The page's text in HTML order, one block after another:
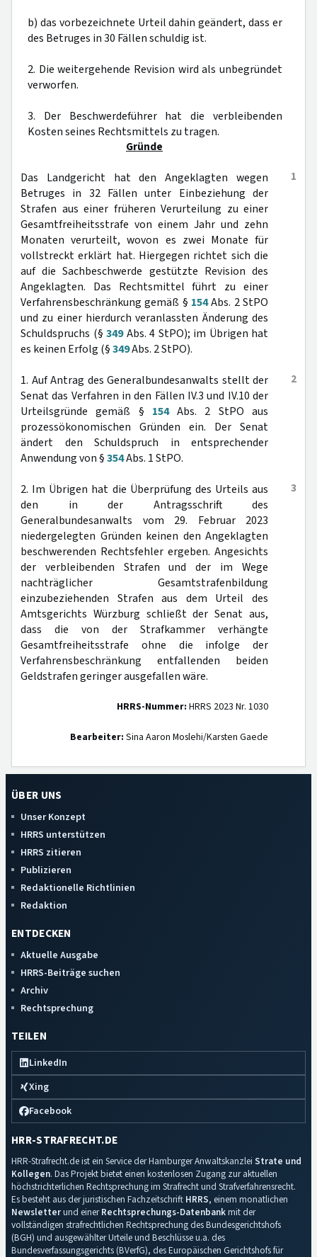
b) das vorbezeichnete Urteil dahin geändert, dass er
des Betruges in 30 Fällen schuldig ist.
2. Die weitergehende Revision wird als unbegründet
verworfen.
3. Der Beschwerdeführer hat die verbleibenden
Kosten seines Rechtsmittels zu tragen.
Gründe
1
Das Landgericht hat den Angeklagten wegen
Betruges in 32 Fällen unter Einbeziehung der
Strafen aus einer früheren Verurteilung zu einer
Gesamtfreiheitsstrafe von einem Jahr und zehn
Monaten verurteilt, wovon es zwei Monate für
vollstreckt erklärt hat. Hiergegen richtet sich die
auf die Sachbeschwerde gestützte Revision des
Angeklagten. Das Rechtsmittel führt zu einer
Verfahrensbeschränkung gemäß § 154Abs. 2 StPO
und zu einer hierdurch veranlassten Änderung des
Schuldspruchs (§ 349Abs. 4 StPO); im Übrigen hat
es keinen Erfolg (§349Abs. 2 StPO).
2
1. Auf Antrag des Generalbundesanwalts stellt der
Senat das Verfahren in den Fällen IV.3 und IV.10 der
Urteilsgründe gemäß § 154Abs. 2 StPO aus
prozessökonomischen Gründen ein. Der Senat
ändert den Schuldspruch in entsprechender
Anwendung von §354Abs. 1 StPO.
3
2. Im Übrigen hat die Überprüfung des Urteils aus
den in der Antragsschrift des
Generalbundesanwalts vom 29. Februar 2023
niedergelegten Gründen keinen den Angeklagten
beschwerenden Rechtsfehler ergeben. Angesichts
der verbleibenden Strafen und der im Wege
nachträglicher Gesamtstrafenbildung
einzubeziehenden Strafen aus dem Urteil des
Amtsgerichts Würzburg schließt der Senat aus,
dass die von der Strafkammer verhängte
Gesamtfreiheitsstrafe ohne die infolge der
Verfahrensbeschränkung entfallenden beiden
Geldstrafen geringer ausgefallen wäre.
HRRS-Nummer: HRRS 2023 Nr. 1030
Bearbeiter: Sina Aaron Moslehi/Karsten Gaede
ÜBER UNS
Unser Konzept
HRRS unterstützen
HRRS zitieren
Publizieren
Redaktionelle Richtlinien
Redaktion
ENTDECKEN
Aktuelle Ausgabe
HRRS-Beiträge suchen
Archiv
Rechtsprechung
TEILEN
LinkedIn
Xing
Facebook
HRR-STRAFRECHT.DE
HRR-Strafrecht.de ist ein Service der Hamburger Anwaltskanzlei Strate und
Kollegen. Das Projekt bietet einen kostenlosen Zugang zur aktuellen
höchstrichterlichen Rechtsprechung im Strafrecht und Strafverfahrensrecht.
Es besteht aus der juristischen Fachzeitschrift HRRS, einem monatlichen
Newsletterund einerRechtsprechungs-Datenbankmit der
vollständigen strafrechtlichen Rechtsprechung des Bundesgerichtshofs
(BGH) und ausgewählter Urteile und Beschlüsse u.a. des
Bundesverfassungsgerichts (BVerfG), des Europäischen Gerichtshofs für